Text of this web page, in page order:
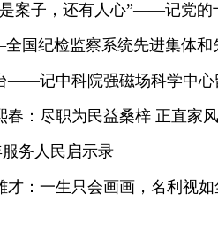
案子，还有人心”——记党的
国纪检监察系统先进集体和
——记中科院强磁场科学中心
春：尽职为民益桑梓 正直家
务人民启示录
才：一生只会画画，名利视